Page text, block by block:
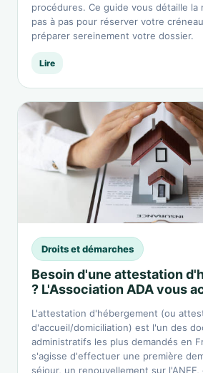
procédures. Ce guide vous détaille la
pas à pas pour réserver votre
préparer sereinement votre dossier.
Lire
Droits et démarches
Besoin d'une attestation
? L'Association ADA vous
L'attestation d'hébergement (ou
d'accueil/domiciliation) est l'un des
administratifs les plus demandés en
s'agisse d'effectuer une première
séjour, un renouvellement sur